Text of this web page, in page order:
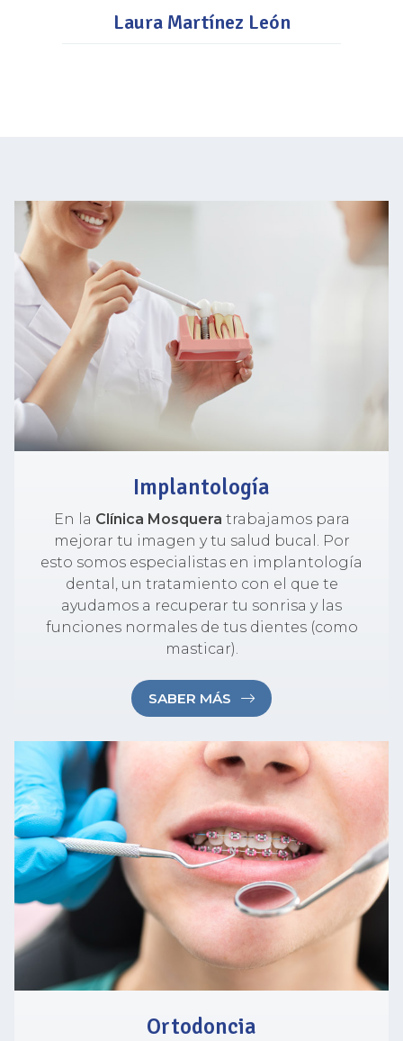
Laura Martínez León
Implantología
En la Clínica Mosquera trabajamos para
mejorar tu imagen y tu salud bucal. Por
esto somos especialistas en implantología
dental, un tratamiento con el que te
ayudamos a recuperar tu sonrisa y las
funciones normales de tus dientes (como
masticar).
SABER MÁS
Ortodoncia